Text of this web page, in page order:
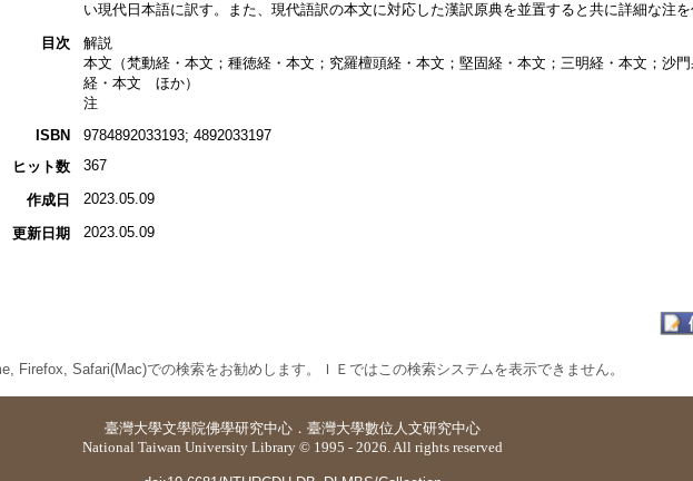
い現代日本語に訳す。また、現代語訳の本文に対応した漢訳原典を並置すると共に詳細な注を
目次
解説
本文（梵動経・本文；種徳経・本文；究羅檀頭経・本文；堅固経・本文；三明経・本文；沙
経・本文 ほか）
注
ISBN
9784892033193; 4892033197
ヒット数
367
作成日 2023.05.09
更新日期 2023.05.09
Firefox, Safari(Mac)での検索をお勧めします。ＩＥではこの検索システムを表示できません。
臺灣大學文學院佛學研究中心 ． 臺灣大學數位人文研究中心
National Taiwan University Library © 1995 - 2026. All rights reserved